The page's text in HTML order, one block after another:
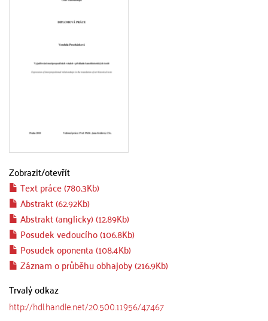
Zobrazit/otevřít
Text práce (780.3Kb)
Abstrakt (62.92Kb)
Abstrakt (anglicky) (12.89Kb)
Posudek vedoucího (106.8Kb)
Posudek oponenta (108.4Kb)
Záznam o průběhu obhajoby (216.9Kb)
Trvalý odkaz
http://hdl.handle.net/20.500.11956/47467